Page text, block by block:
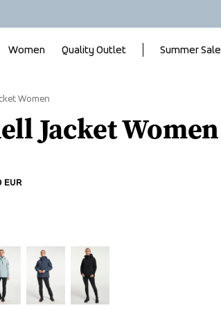
Women Quality Outlet Summer Sale
Women
Jacket Women
EUR